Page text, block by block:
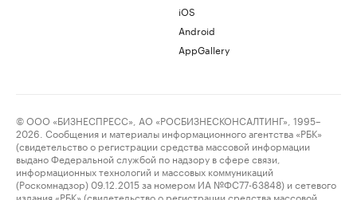
iOS
Android
AppGallery
© ООО «БИЗНЕСПРЕСС», АО «РОСБИЗНЕСКОНСАЛТИНГ», 1995–
2026. Сообщения и материалы информационного агентства «РБК»
(свидетельство о регистрации средства массовой информации
выдано Федеральной службой по надзору в сфере связи,
информационных технологий и массовых коммуникаций
(Роскомнадзор) 09.12.2015 за номером ИА №ФС77-63848) и сетевого
издания «РБК» (свидетельство о регистрации средства массовой